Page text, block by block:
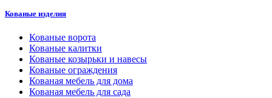
Кованые изделия
Кованые ворота
Кованые калитки
Кованые козырьки и навесы
Кованые ограждения
Кованая мебель для дома
Кованая мебель для сада